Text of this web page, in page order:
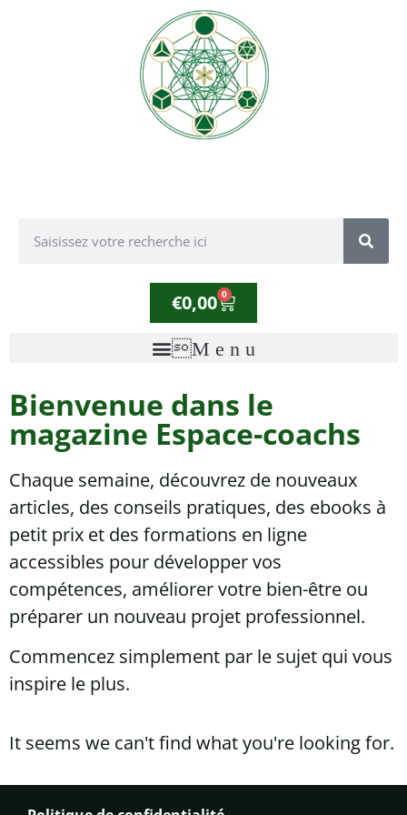
€0,00 0
Bienvenue dans le
magazine Espace-coachs
Chaque semaine, découvrez de nouveaux
articles, des conseils pratiques, des ebooks à
petit prix et des formations en ligne
accessibles pour développer vos
compétences, améliorer votre bien-être ou
préparer un nouveau projet professionnel.
Commencez simplement par le sujet qui vous
inspire le plus.
It seems we can't find what you're looking for.